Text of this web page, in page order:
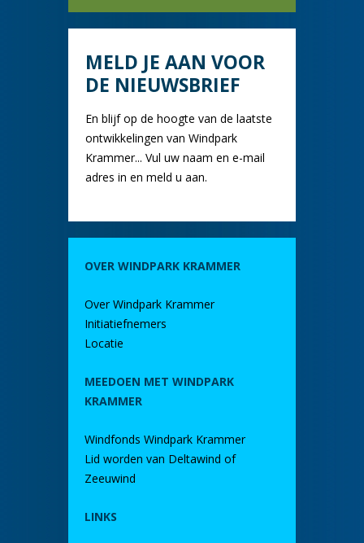
MELD JE AAN VOOR
DE NIEUWSBRIEF
En blijf op de hoogte van de laatste
ontwikkelingen van Windpark
Krammer... Vul uw naam en e-mail
adres in en meld u aan.
OVER WINDPARK KRAMMER
Over Windpark Krammer
Initiatiefnemers
Locatie
MEEDOEN MET WINDPARK
KRAMMER
Windfonds Windpark Krammer
Lid worden van Deltawind of
Zeeuwind
LINKS